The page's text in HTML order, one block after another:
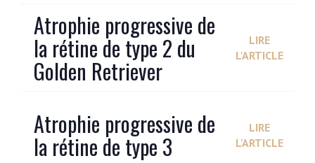
Atrophie progressive de
la rétine de type 2 du
Golden Retriever
LIRE
L'ARTICLE
Atrophie progressive de
la rétine de type 3
LIRE
L'ARTICLE